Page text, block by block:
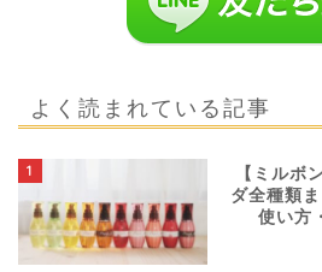
よく読まれている記事
1
【ミルボ
ダ全種類
使い方